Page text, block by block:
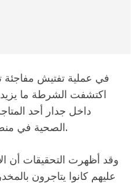
في عملية تفتيش مفاجئة
داخل جدار أحد
الصحية في منطقة أجيوس بانتيليموناس.
وقد أظهرت التحقيقات أن
عليهم كانوا يتاجرون